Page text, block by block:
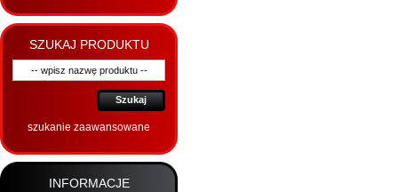
SZUKAJ PRODUKTU
Szukaj
szukanie zaawansowane
INFORMACJE